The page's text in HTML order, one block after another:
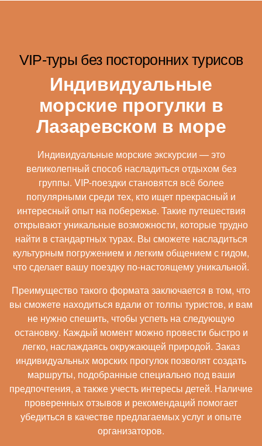
VIP-туры без посторонних турисов
Индивидуальные
морские прогулки в
Лазаревском в море
Индивидуальные морские экскурсии — это
великолепный способ насладиться отдыхом без
группы. VIP-поездки становятся всё более
популярными среди тех, кто ищет прекрасный и
интересный опыт на побережье. Такие путешествия
открывают уникальные возможности, которые трудно
найти в стандартных турах. Вы сможете насладиться
культурным погружением и легким общением с гидом,
что сделает вашу поездку по-настоящему уникальной.
Преимущество такого формата заключается в том, что
вы сможете находиться вдали от толпы туристов, и вам
не нужно спешить, чтобы успеть на следующую
остановку. Каждый момент можно провести быстро и
легко, наслаждаясь окружающей природой. Заказ
индивидуальных морских прогулок позволят создать
маршруты, подобранные специально под ваши
предпочтения, а также учесть интересы детей. Наличие
проверенных отзывов и рекомендаций помогает
убедиться в качестве предлагаемых услуг и опыте
организаторов.